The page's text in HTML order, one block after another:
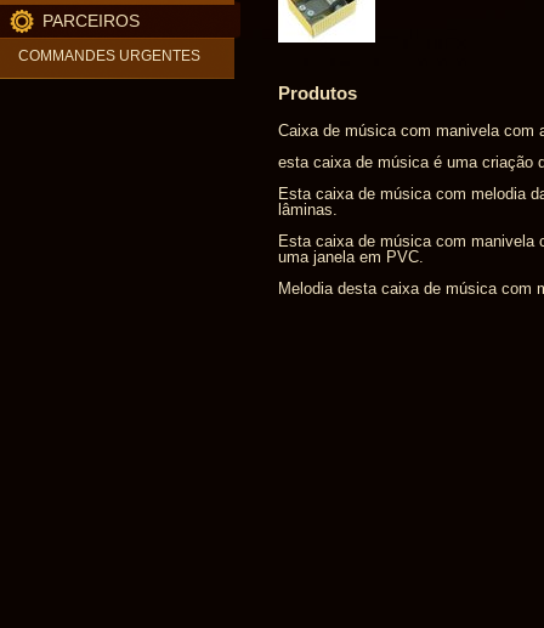
PARCEIROS
COMMANDES URGENTES
Produtos
Caixa de música com manivela com
esta caixa de música é uma criação
Esta caixa de música com melodia
lâminas.
Esta caixa de música com manivela
uma janela em PVC.
Melodia desta caixa de música com